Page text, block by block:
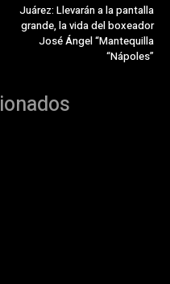
Juárez: Llevarán a la pantalla
grande, la vida del boxeador
José Ángel “Mantequilla
“Nápoles”